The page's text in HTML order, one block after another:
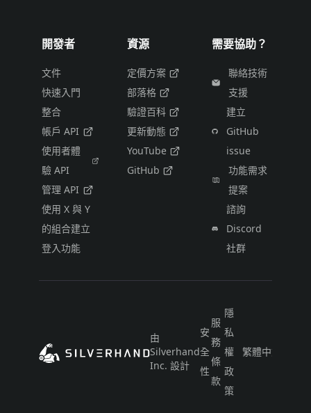
開發者
文件
快速入門
整合
帳戶 API
使用者體
驗 API
管理 API
使用 X 與 Y
的組合建立
登入功能
資源
定價方案
部落格
驗證百科
更新動態
YouTube
GitHub
需要協助？
聯絡技術
支援
建立
GitHub
issue
功能需求
提案
諮詢
Discord
社群
由
Silverhand
Inc. 設計
安
全
性
服
務
條
款
隱
私
權
政
策
繁體中文（台